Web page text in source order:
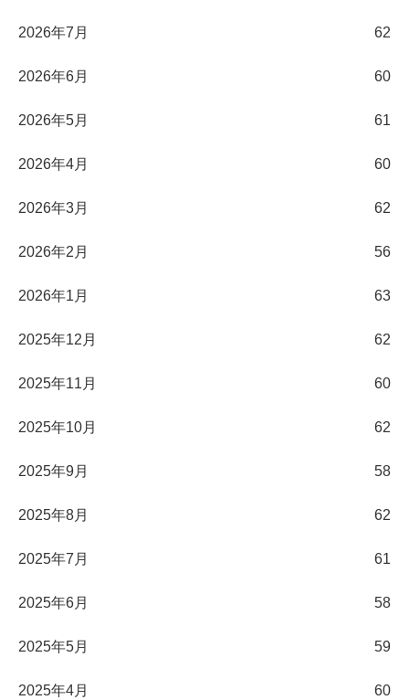
2026年7月 62
2026年6月 60
2026年5月 61
2026年4月 60
2026年3月 62
2026年2月 56
2026年1月 63
2025年12月 62
2025年11月 60
2025年10月 62
2025年9月 58
2025年8月 62
2025年7月 61
2025年6月 58
2025年5月 59
2025年4月 60